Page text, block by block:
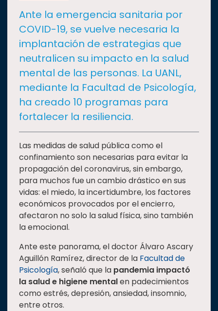
I+D+IEXPERTOS
SALUD
SUSTENTABILIDAD
TEMAS
Oferta
educativa
Estudiantes
Rectoría
Investigación
Internacionalización
social
Vinculación
Historia
Universiada
Nacional
Ante la emergencia sanitaria por
COVID-19, se vuelve necesaria la
implantación de estrategias que
neutralicen su impacto en la salud
mental de las personas. La UANL,
mediante la Facultad de Psicología,
ha creado 10 programas para
fortalecer la resiliencia.
Las medidas de salud pública como el
confinamiento son necesarias para evitar la
propagación del coronavirus, sin embargo,
para muchos fue un cambio drástico en sus
vidas: el miedo, la incertidumbre, los factores
económicos provocados por el encierro,
afectaron no solo la salud física, sino también
la emocional.
Ante este panorama, el doctor Álvaro Ascary
Aguillón Ramírez, director de la Facultad de
Psicología, señaló que la pandemia impactó
la salud e higiene mentalen padecimientos
como estrés, depresión, ansiedad, insomnio,
entre otros.